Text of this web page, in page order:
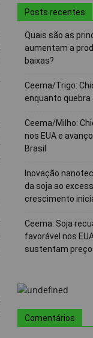
Posts recentes
Quais são as
aumentam a
baixas?
Ceema/Trigo:
enquanto quebra
Ceema/Milho:
nos EUA e
Brasil
Inovação
da soja ao
crescimento
Ceema: Soja
favorável nos
sustentam
Comentários